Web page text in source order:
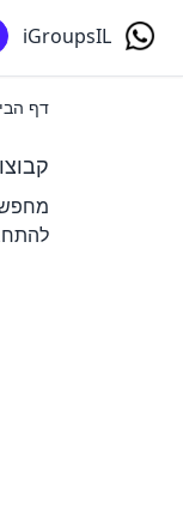
iGroupsIL
דף